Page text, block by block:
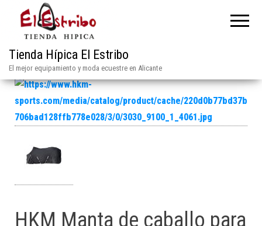
Tienda Hípica El Estribo
El mejor equipamiento y moda ecuestre en Alicante
HKM Manta de caballo para